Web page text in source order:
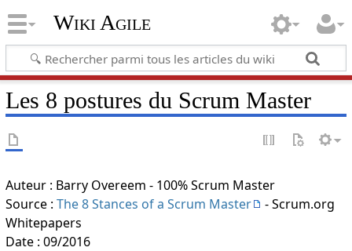
Wiki Agile
Les 8 postures du Scrum Master
Auteur : Barry Overeem - 100% Scrum Master
Source : The 8 Stances of a Scrum Master
- Scrum.org
Whitepapers
Date : 09/2016